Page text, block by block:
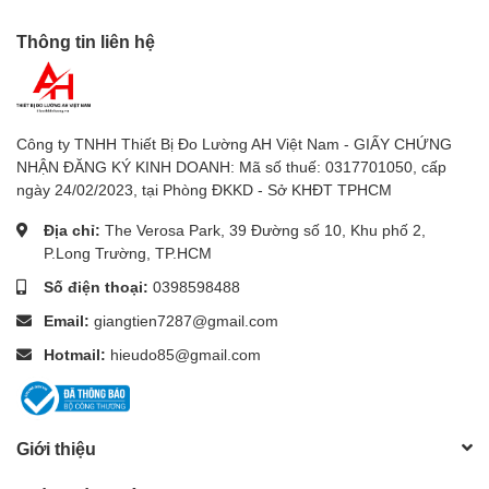
HB
HRC
HRB – Rockwell B
HV– Vickers
– Shore
Loại đầu đo hỗ trợ
Thông tin liên hệ
Công ty TNHH Thiết Bị Đo Lường AH Việt Nam - GIẤY CHỨNG
NHẬN ĐĂNG KÝ KINH DOANH: Mã số thuế: 0317701050, cấp
ngày 24/02/2023, tại Phòng ĐKKD - Sở KHĐT TPHCM
Địa chỉ: The Verosa Park, 39 Đường số 10, Khu phố 2,
P.Long Trường, TP.HCM
Số điện thoại: 0398598488
Email: giangtien7287@gmail.com
Hotmail: hieudo85@gmail.com
Giới thiệu